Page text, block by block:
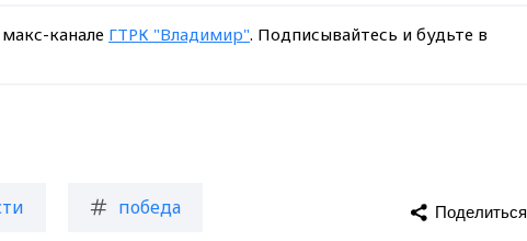
канале ГТРК "Владимир". Подписывайтесь и будьте в
победа Поделиться